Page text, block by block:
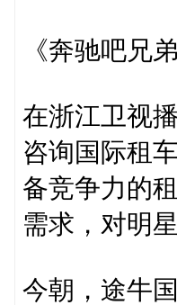
《奔驰吧兄
在浙江卫视
咨询国际租
备竞争力的
需求，对明
今朝，途牛